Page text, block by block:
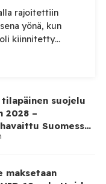
rajoitettiin
yönä, kun
kiinnitetty
tutkivat
Löytyneessä
pakkaus
ei ole
[…]
suojelu
2028 –
Suomessa
maksetaan